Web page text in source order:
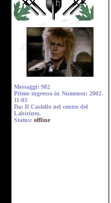
Messaggi: 982
Primo ingresso in Numenor: 2002-
11-03
Da: Il Castello nel centro del
Labirinto.
Status: offline